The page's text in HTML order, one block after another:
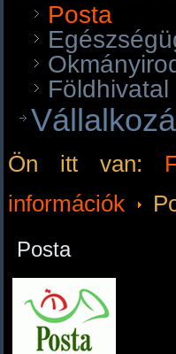
Posta
Földhivatal
Ön itt van:
információk
Posta